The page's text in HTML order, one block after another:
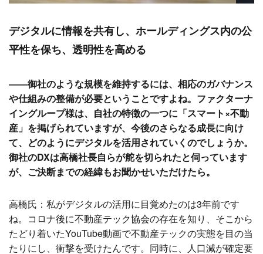
デジタルに情報を共有し、ホールディングス内の公
平性を保ち、透明性を高める
――御社のような規模を維持するには、相応のガバナンス
や仕組みの整備が必要ということですよね。ファクターナ
イングループ様は、自社の特徴の一つに「スマート×不動
産」を掲げられていますが、今後のさらなる成長に向け
て、どのようにデジタルを活用されていくのでしょうか。
御社のDXは高橋社長自らが舵を切られたと伺っています
が、ご決断までの経緯もお聞かせいただけたら。
高橋氏：私がデジタルの活用に目覚めたのは3年前です
ね。コロナ後に不動産テック協会の存在を知り、そこから
たどり着いたYouTube動画で不動産テックの実態を目の当
たりにし、衝撃を受けたんです。同時に、人口減が確定要